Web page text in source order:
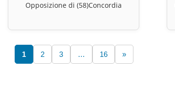
Opposizione di (58)Concordia
1 2 3 … 16 »